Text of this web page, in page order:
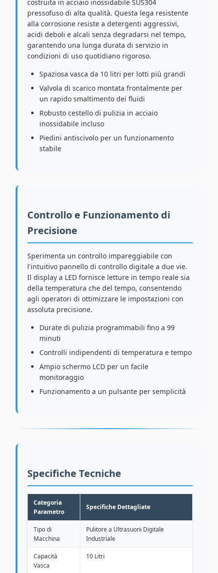
costruita in acciaio inossidabile SUS304
pressofuso di alta qualità. Questa lega resistente
alla corrosione resiste a detergenti aggressivi,
acidi deboli e alcali senza degradarsi nel tempo,
garantendo una lunga durata di servizio in
condizioni di uso quotidiano rigoroso.
Spaziosa vasca da 10 litri per lotti più grandi
Valvola di scarico montata frontalmente per
un rapido smaltimento dei fluidi
Robusto cestello di pulizia in acciaio
inossidabile incluso
Piedini antiscivolo per un funzionamento
stabile
Controllo e Funzionamento di
Precisione
Sperimenta un controllo impareggiabile con
l'intuitivo pannello di controllo digitale a due vie.
Il display a LED fornisce letture in tempo reale sia
della temperatura che del tempo, consentendo
agli operatori di ottimizzare le impostazioni con
assoluta precisione.
Durate di pulizia programmabili fino a 99
minuti
Controlli indipendenti di temperatura e tempo
Ampio schermo LCD per un facile
monitoraggio
Funzionamento a un pulsante per semplicità
Specifiche Tecniche
Categoria
Parametro
Specifiche Dettagliate
Tipo di
Macchina
Pulitore a Ultrasuoni Digitale
Industriale
Capacità
Vasca
10 Litri